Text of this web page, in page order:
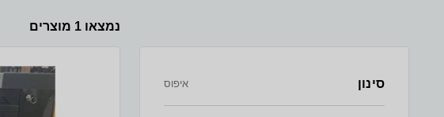
נמצאו 1 מוצרים
סינון איפוס